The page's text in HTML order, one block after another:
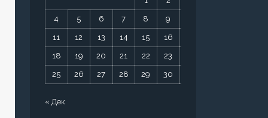
4 5 6 7 8 9
11 12 13 14 15 16
18 19 20 21 22 23
25 26 27 28 29 30
« Дек